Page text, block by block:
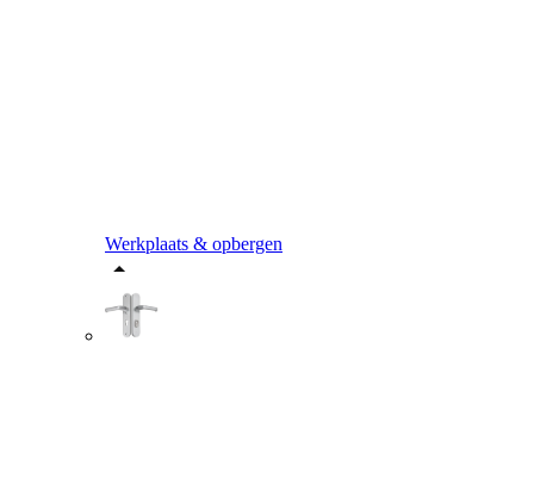
Werkplaats & opbergen